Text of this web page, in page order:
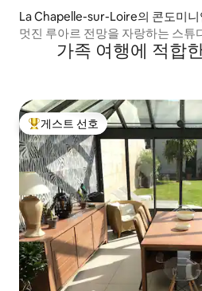
La Chapelle-sur-Loire의 콘도미니
멋진 루아르 전망을 자랑하는 스튜
가족 여행에 적합
상위 게스트 선호
게스트 선호